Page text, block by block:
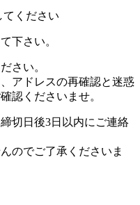
ください
下さい。
さい。
アドレスの再確認と迷惑
認くださいませ。
切日後3日以内にご連絡
のでご了承くださいま